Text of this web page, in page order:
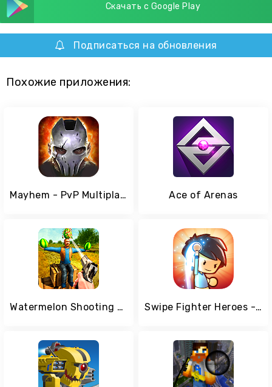
Скачать с Google Play
Подписаться на обновления
Похожие приложения:
Mayhem - PvP Multiplayer Arena Shooter Ace of Arenas
Watermelon Shooting 2018 Swipe Fighter Heroes - Fun Multiplayer Fights